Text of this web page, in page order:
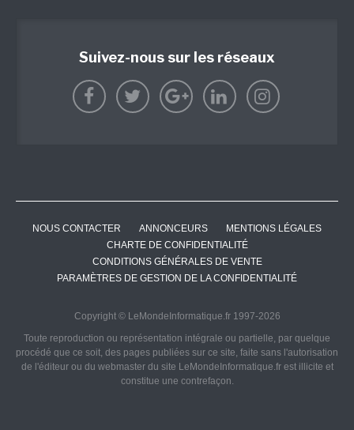
Suivez-nous sur les réseaux
NOUS CONTACTER ANNONCEURS
MENTIONS LÉGALES
CHARTE DE CONFIDENTIALITÉ
CONDITIONS GÉNÉRALES DE VENTE
PARAMÈTRES DE GESTION DE LA CONFIDENTIALITÉ
Copyright © LeMondeInformatique.fr 1997-2026
Toute reproduction ou représentation intégrale ou partielle, par quelque
procédé que ce soit, des pages publiées sur ce site, faite sans l'autorisation
de l'éditeur ou du webmaster du site LeMondeInformatique.fr est illicite et
constitue une contrefaçon.